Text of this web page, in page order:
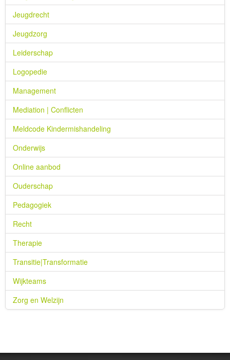
Jeugdrecht
Jeugdzorg
Leiderschap
Logopedie
Management
Mediation | Conflicten
Meldcode Kindermishandeling
Onderwijs
Online aanbod
Ouderschap
Pedagogiek
Recht
Therapie
Transitie|Transformatie
Wijkteams
Zorg en Welzijn